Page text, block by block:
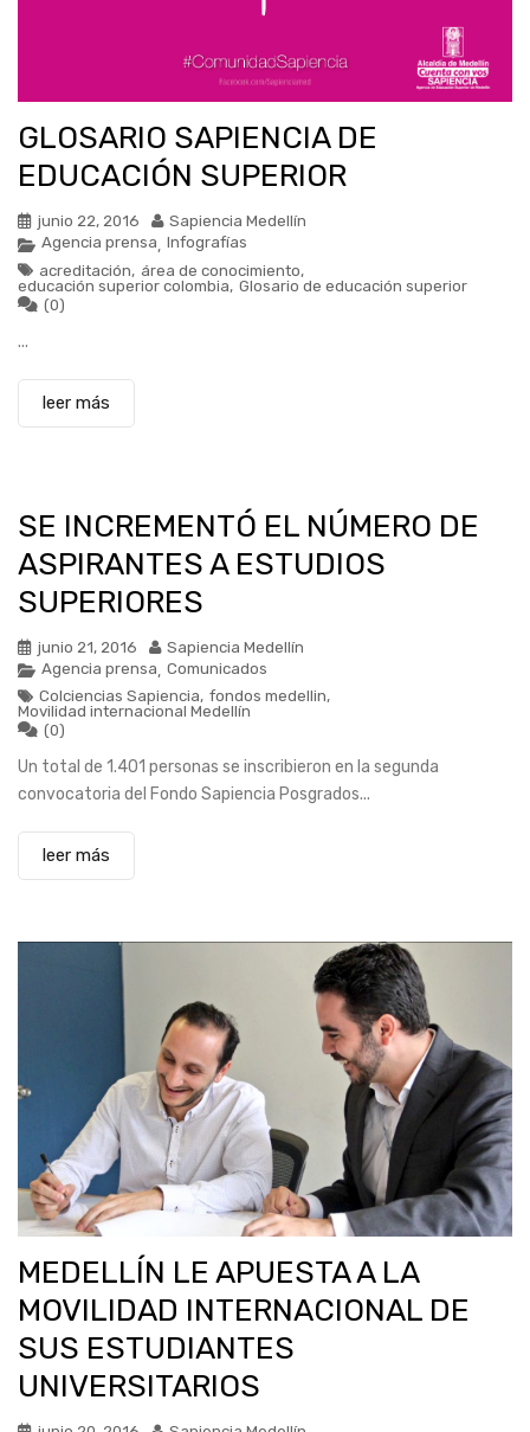
GLOSARIO SAPIENCIA DE
EDUCACIÓN SUPERIOR
junio 22, 2016
Sapiencia Medellín
Agencia prensa, Infografías
acreditación, área de conocimiento,
educación superior colombia, Glosario de educación superior
(0)
...
leer más
SE INCREMENTÓ EL NÚMERO DE
ASPIRANTES A ESTUDIOS
SUPERIORES
junio 21, 2016
Sapiencia Medellín
Agencia prensa, Comunicados
Colciencias Sapiencia, fondos medellin,
Movilidad internacional Medellín
(0)
Un total de 1.401 personas se inscribieron en la segunda
convocatoria del Fondo Sapiencia Posgrados...
leer más
MEDELLÍN LE APUESTA A LA
MOVILIDAD INTERNACIONAL DE
SUS ESTUDIANTES
UNIVERSITARIOS